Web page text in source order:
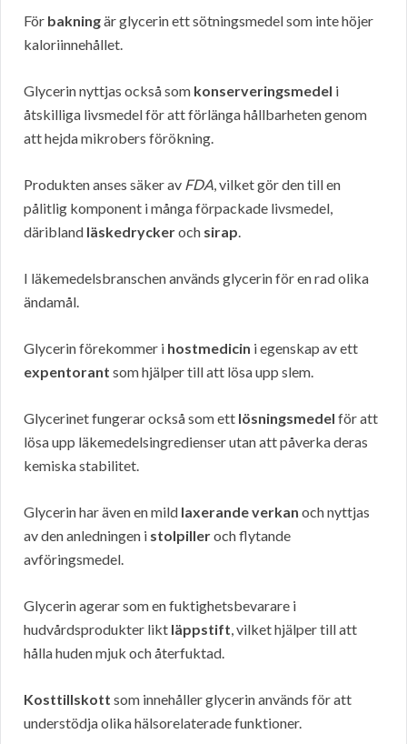
För bakningär glycerin ett sötningsmedel som inte höjer
kaloriinnehållet.
Glycerin nyttjas också som konserveringsmedel i
åtskilliga livsmedel för att förlänga hållbarheten genom
att hejda mikrobers förökning.
Produkten anses säker av FDA, vilket gör den till en
pålitlig komponent i många förpackade livsmedel,
däribland läskedryckeroch sirap.
I läkemedelsbranschen används glycerin för en rad olika
ändamål.
Glycerin förekommer i hostmedicin i egenskap av ett
expentorant som hjälper till att lösa upp slem.
Glycerinet fungerar också som ett lösningsmedel för att
lösa upp läkemedelsingredienser utan att påverka deras
kemiska stabilitet.
Glycerin har även en mild laxerande verkan och nyttjas
av den anledningen i stolpilleroch flytande
avföringsmedel.
Glycerin agerar som en fuktighetsbevarare i
hudvårdsprodukter likt läppstift, vilket hjälper till att
hålla huden mjuk och återfuktad.
Kosttillskott som innehåller glycerin används för att
understödja olika hälsorelaterade funktioner.